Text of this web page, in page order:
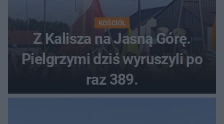
KOŚCIÓŁ
Z Kalisza na Jasną Górę.
Pielgrzymi dziś wyruszyli po
raz 389.